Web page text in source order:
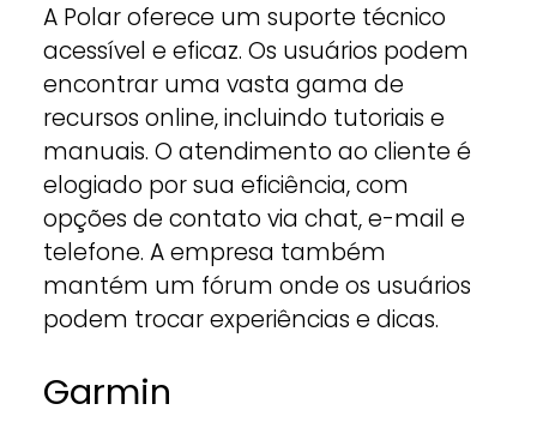
A Polar oferece um suporte técnico
acessível e eficaz. Os usuários podem
encontrar uma vasta gama de
recursos online, incluindo tutoriais e
manuais. O atendimento ao cliente é
elogiado por sua eficiência, com
opções de contato via chat, e-mail e
telefone. A empresa também
mantém um fórum onde os usuários
podem trocar experiências e dicas.
Garmin